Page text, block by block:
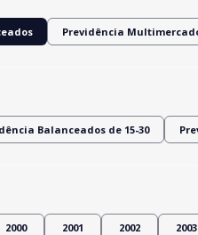
Previdência
Balanceados de 15-30
2000 2001 2002 2003